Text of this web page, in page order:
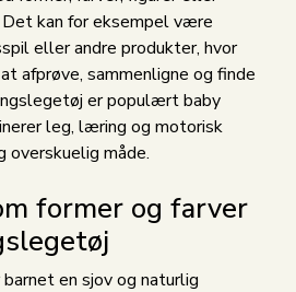
kan for eksempel være
eller andre produkter, hvor
afprøve, sammenligne og finde
er populært baby
leg, læring og motorisk
overskuelig måde.
former og farver
en sjov og naturlig